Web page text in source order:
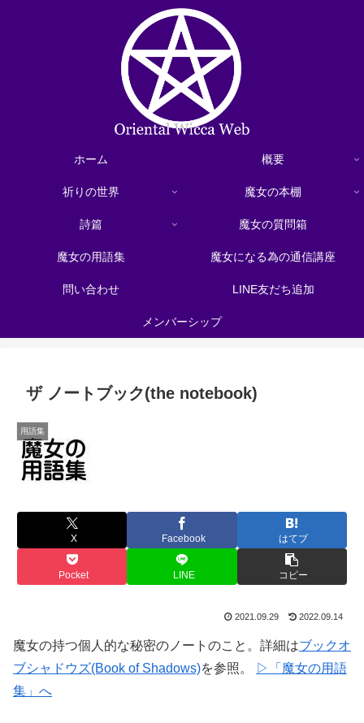
ホーム 概要
祈りの世界 魔女の本棚
詩篇 魔女の質問箱
魔女の用語集 魔女になる為の通信講座
問い合わせ LINE友だち追加
メンバーシップ
ザ ノートブック(the notebook)
用語集
X Facebook はてブ
Pocket LINE コピー
2021.09.29 2022.09.14
魔女の持つ個人的な秘密のノートのこと。詳細はブックオ
ブシャドウズ(Book of Shadows)を参照。
▷「魔女の用語
集」へ